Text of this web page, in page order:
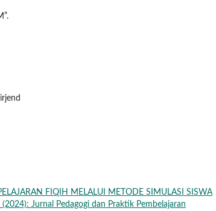
FIQIH MELALUI METODE SIMULASI SISWA
Jurnal Pedagogi dan Praktik Pembelajaran